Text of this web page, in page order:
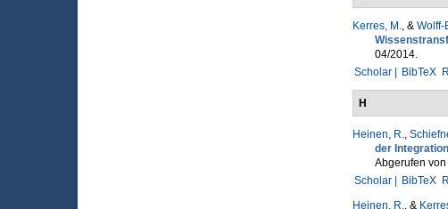
Kerres, M., & Wolff-
04/2014.
Scholar |
BibTeX
H
Heinen, R.,
der
Abgerufen von
Scholar |
BibTeX
Heinen, R., &